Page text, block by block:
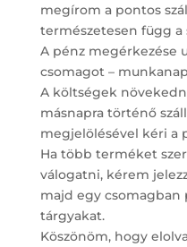
megírom a pontos
természetesen függ a
A pénz megérkezése
csomagot –
A költségek
másnapra történő
megjelölésével kéri a
Ha több terméket
válogatni, kérem
majd egy csomagban
tárgyakat.
Köszönöm, hogy